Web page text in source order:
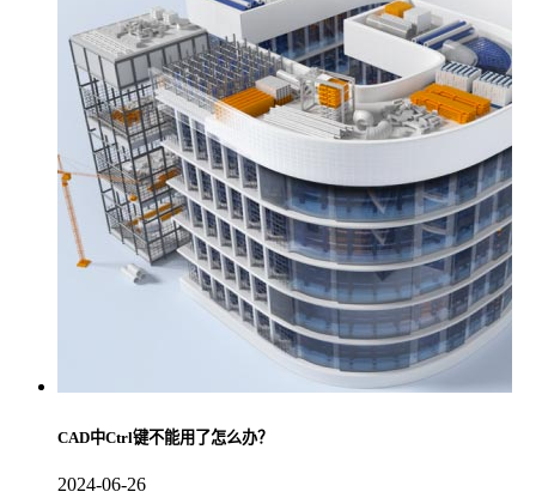
CAD中Ctrl键不能用了怎么办？
2024-06-26